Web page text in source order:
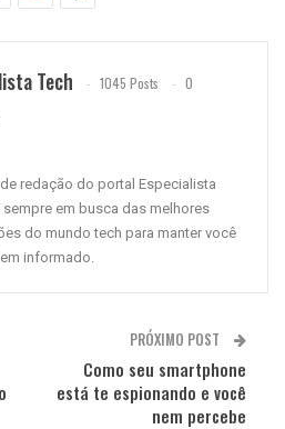
Tech 1045 Posts
0
redação do portal Especialista
sempre em busca das melhores
do mundo tech para manter você
informado.
PRÓXIMO POST
Como seu smartphone
está te espionando e você
nem percebe